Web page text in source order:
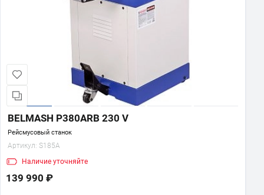
BELMASH P380ARB 230 V
Рейсмусовый станок
Артикул: S185A
Наличие уточняйте
139 990 ₽